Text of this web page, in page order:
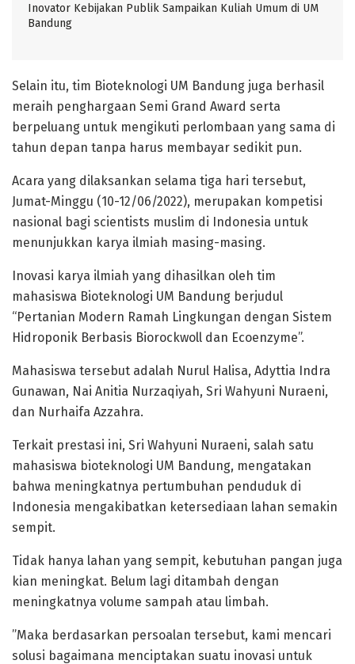
Inovator Kebijakan Publik Sampaikan Kuliah Umum di UM
Bandung
Selain itu, tim Bioteknologi UM Bandung juga berhasil
meraih penghargaan Semi Grand Award serta
berpeluang untuk mengikuti perlombaan yang sama di
tahun depan tanpa harus membayar sedikit pun.
Acara yang dilaksankan selama tiga hari tersebut,
Jumat-Minggu (10-12/06/2022), merupakan kompetisi
nasional bagi scientists muslim di Indonesia untuk
menunjukkan karya ilmiah masing-masing.
Inovasi karya ilmiah yang dihasilkan oleh tim
mahasiswa Bioteknologi UM Bandung berjudul
“Pertanian Modern Ramah Lingkungan dengan Sistem
Hidroponik Berbasis Biorockwoll dan Ecoenzyme”.
Mahasiswa tersebut adalah Nurul Halisa, Adyttia Indra
Gunawan, Nai Anitia Nurzaqiyah, Sri Wahyuni Nuraeni,
dan Nurhaifa Azzahra.
Terkait prestasi ini, Sri Wahyuni Nuraeni, salah satu
mahasiswa bioteknologi UM Bandung, mengatakan
bahwa meningkatnya pertumbuhan penduduk di
Indonesia mengakibatkan ketersediaan lahan semakin
sempit.
Tidak hanya lahan yang sempit, kebutuhan pangan juga
kian meningkat. Belum lagi ditambah dengan
meningkatnya volume sampah atau limbah.
”Maka berdasarkan persoalan tersebut, kami mencari
solusi bagaimana menciptakan suatu inovasi untuk